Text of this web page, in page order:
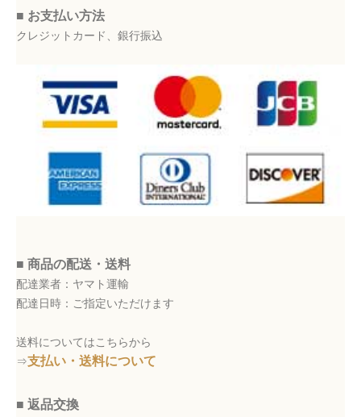
■ お支払い方法
クレジットカード、銀行振込
■ 商品の配送・送料
配達業者：ヤマト運輸
配達日時：ご指定いただけます
送料についてはこちらから
⇒支払い・送料について
■ 返品交換